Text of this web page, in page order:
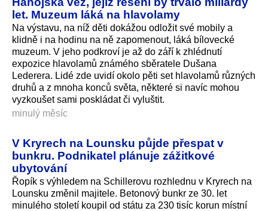
let. Muzeum láká na hlavolamy
Na výstavu, na níž děti dokážou odložit své mobily a
klidně i na hodinu na ně zapomenout, láká bílovecké
muzeum. V jeho podkroví je až do září k zhlédnutí
expozice hlavolamů známého sběratele Dušana
Lederera. Lidé zde uvidí okolo pěti set hlavolamů různých
druhů a z mnoha konců světa, některé si navíc mohou
vyzkoušet sami poskládat či vyluštit.
minulý měsíc
V Kryrech na Lounsku půjde přespat v
bunkru. Podnikatel plánuje zážitkové
ubytování
Řopík s výhledem na Schillerovu rozhlednu v Kryrech na
Lounsku změnil majitele. Betonový bunkr ze 30. let
minulého století koupil od státu za 230 tisíc korun místní